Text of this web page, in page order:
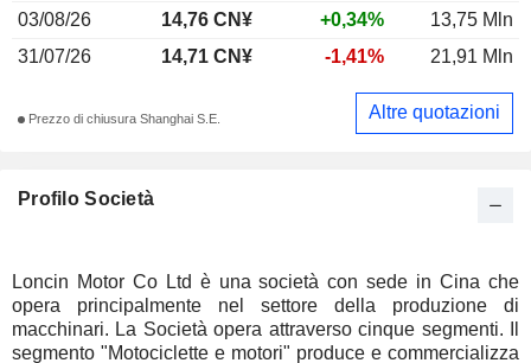
Profilo Società
Loncin Motor Co Ltd è una società con sede in Cina che
opera principalmente nel settore della produzione di
macchinari. La Società opera attraverso cinque segmenti. Il
segmento "Motociclette e motori" produce e commercializza
03/08/26
14,76 CN¥ +0,34%
13,75 Mln
31/07/26
14,71 CN¥ -1,41% 21,91 Mln
Prezzo di chiusura Shanghai S.E. Altre quotazioni